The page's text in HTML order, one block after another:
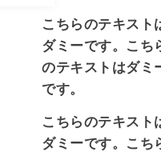
こちらのテキスト
ダミーです。こち
のテキストはダミ
です。
こちらのテキスト
ダミーです。こち